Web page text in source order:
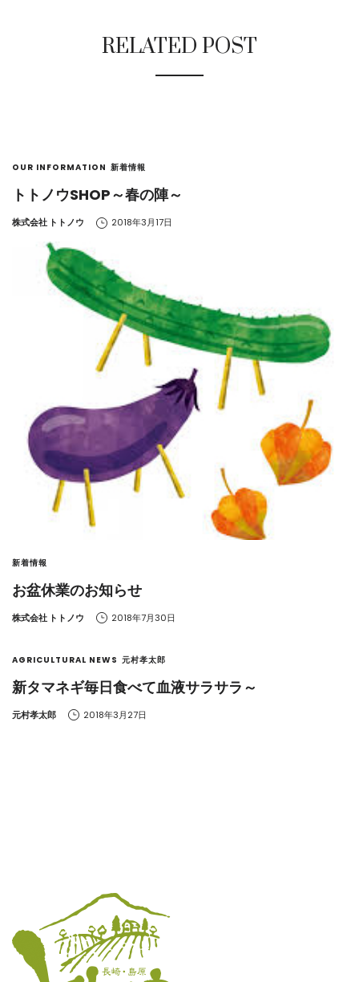
RELATED POST
OUR INFORMATION 新着情報
トトノウSHOP～春の陣～
by
株式会社 トトノウ 2018年3月17日
新着情報
お盆休業のお知らせ
by
株式会社 トトノウ 2018年7月30日
AGRICULTURAL NEWS 元村孝太郎
新タマネギ毎日食べて血液サラサラ～
by
元村孝太郎 2018年3月27日